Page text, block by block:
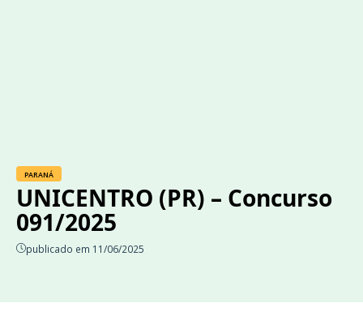
PARANÁ
UNICENTRO (PR) – Concurso
091/2025
publicado em 11/06/2025